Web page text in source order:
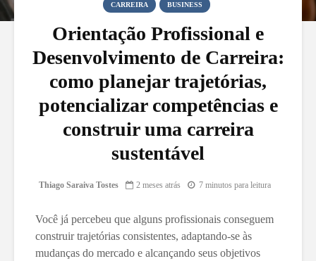
CARREIRA BUSINESS
Orientação Profissional e
Desenvolvimento de Carreira:
como planejar trajetórias,
potencializar competências e
construir uma carreira
sustentável
Thiago Saraiva Tostes 2 meses atrás 7 minutos para leitura
Você já percebeu que alguns profissionais conseguem
construir trajetórias consistentes, adaptando-se às
mudanças do mercado e alcançando seus objetivos